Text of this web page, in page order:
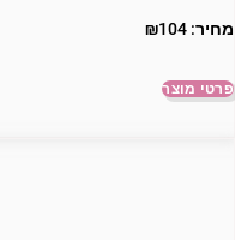
מחיר: ₪104
פרטי מוצר